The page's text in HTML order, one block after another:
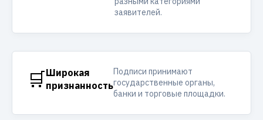
заявителей.
🛒Широкая
признанность
Подписи принимают
государственные органы,
банки и торговые площадки.